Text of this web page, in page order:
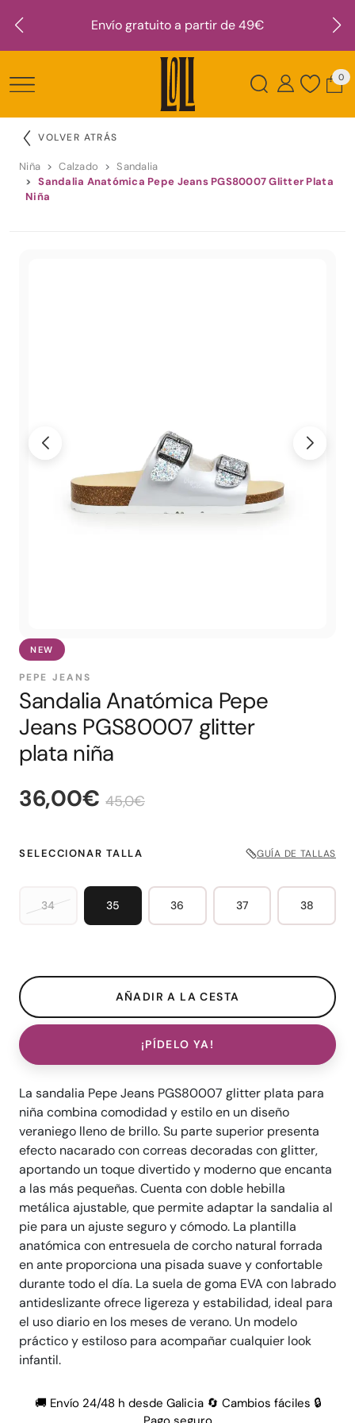
Envío gratuito a partir de 49€
0
VOLVER ATRÁS
Niña Calzado
Sandalia
Sandalia Anatómica Pepe Jeans PGS80007 Glitter Plata
Niña
NEW
PEPE JEANS
Sandalia Anatómica Pepe
Jeans PGS80007 glitter
plata niña
36,00€ 45,0€
SELECCIONAR TALLA GUÍA DE TALLAS
34 35 36 37 38
¡PÍDELO YA!
La sandalia Pepe Jeans PGS80007 glitter plata para
niña combina comodidad y estilo en un diseño
veraniego lleno de brillo. Su parte superior presenta
efecto nacarado con correas decoradas con glitter,
aportando un toque divertido y moderno que encanta
a las más pequeñas. Cuenta con doble hebilla
metálica ajustable, que permite adaptar la sandalia al
pie para un ajuste seguro y cómodo. La plantilla
anatómica con entresuela de corcho natural forrada
en ante proporciona una pisada suave y confortable
durante todo el día. La suela de goma EVA con labrado
antideslizante ofrece ligereza y estabilidad, ideal para
el uso diario en los meses de verano. Un modelo
práctico y estiloso para acompañar cualquier look
infantil.
🚚 Envío 24/48 h desde Galicia 🔄 Cambios fáciles 🔒